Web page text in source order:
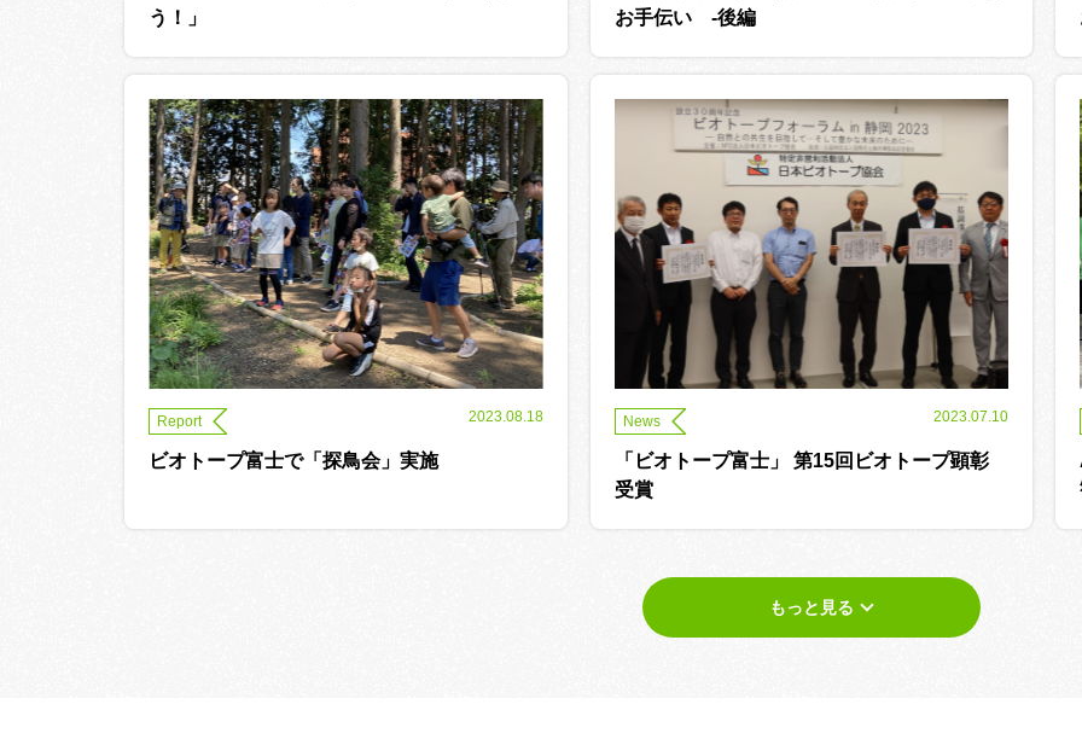
う！」
お手伝い -後編
Report 2023.08.18
ビオトープ富士で「探鳥会」実施
News 2023.07.10
「ビオトープ富士」 第15回ビオトープ顕彰
受賞
もっと見る